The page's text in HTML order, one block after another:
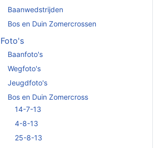
Baanwedstrijden
Bos en Duin Zomercrossen
Foto's
Baanfoto's
Wegfoto's
Jeugdfoto's
Bos en Duin Zomercross
14-7-13
4-8-13
25-8-13